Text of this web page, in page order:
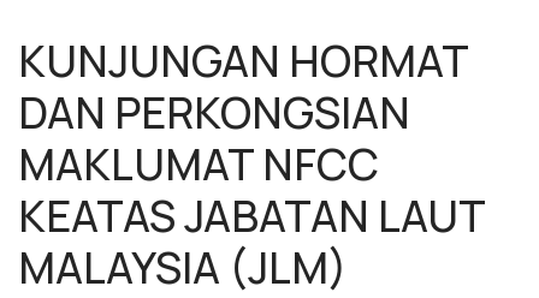
KUNJUNGAN HORMAT
DAN PERKONGSIAN
MAKLUMAT NFCC
KEATAS JABATAN LAUT
MALAYSIA (JLM)